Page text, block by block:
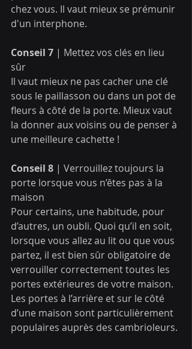
chez vous. Il vaut mieux se prémunir
d'un interphone.
Conseil 7 | Mettez vos clés en lieu
sûr
Il vaut mieux ne pas cacher une clé
sous le paillasson ou dans un pot de
fleurs à côté de la porte. Mieux vaut
la donner aux voisins ou de penser à
une meilleure cachette !
Conseil 8 | Verrouillez toujours la
porte lorsque vous n’êtes pas à la
maison
Pour certains, une habitude, pour
d’autres, un oubli. Quoi qu’il en soit,
lorsque vous allez au lit ou que vous
partez, il est bien sûr obligatoire de
verrouiller correctement toutes les
portes extérieures de votre maison.
Les portes à l’arrière et sur le côté
d’une maison sont particulièrement
populaires auprès des cambrioleurs.